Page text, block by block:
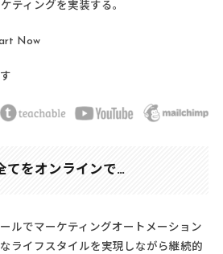
ティングを実装する。
Now
てをオンラインで…
ルでマーケティングオートメーション
ライフスタイルを実現しながら継続的